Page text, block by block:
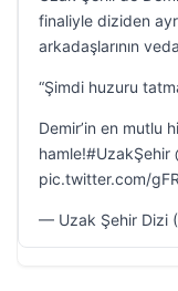
finaliyle diziden
arkadaşlarının
“Şimdi huzuru
Demir’in en mutlu
hamle!#UzakŞehir
pic.twitter.com/
— Uzak Şehir Dizi